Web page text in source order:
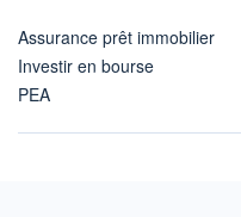
Assurance prêt immobilier
Investir en bourse
PEA